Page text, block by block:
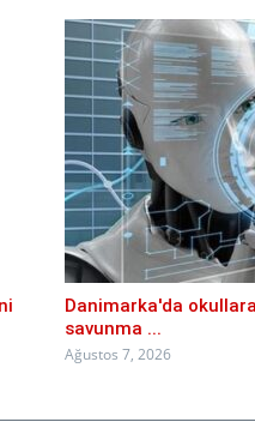
Danimarka'da
savunma ...
Ağustos 7, 2026